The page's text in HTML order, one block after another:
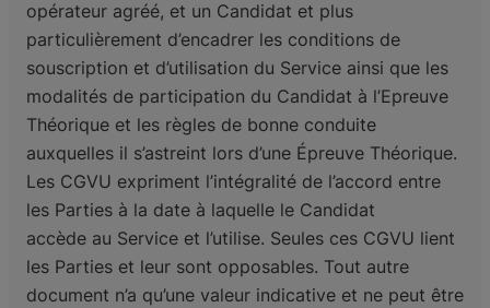
l'examen
l'examen
l'examen
Pro
opérateur agréé, et un Candidat et plus
particulièrement d’encadrer les conditions de
souscription et d’utilisation du Service ainsi que les
modalités de participation du Candidat à l’Epreuve
Théorique et les règles de bonne conduite
auxquelles il s’astreint lors d’une Épreuve Théorique.
Les CGVU expriment l’intégralité de l’accord entre
les Parties à la date à laquelle le Candidat
accède au Service et l’utilise. Seules ces CGVU lient
les Parties et leur sont opposables. Tout autre
document n’a qu’une valeur indicative et ne peut être